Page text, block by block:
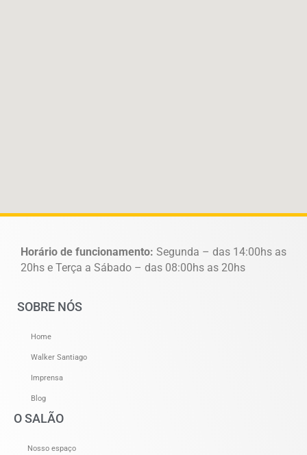
Horário de funcionamento: Segunda – das 14:00hs as
20hs e Terça a Sábado – das 08:00hs as 20hs
SOBRE NÓS
Home
Walker Santiago
Imprensa
Blog
O SALÃO
Nosso espaço